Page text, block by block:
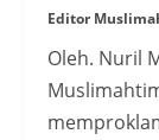
Editor
Oleh. Nuril